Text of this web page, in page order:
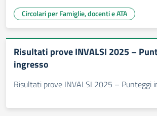
Circolari per Famiglie, docenti e ATA
Risultati prove INVALSI 2025 –
ingresso
Risultati prove INVALSI 2025 – Punteggi